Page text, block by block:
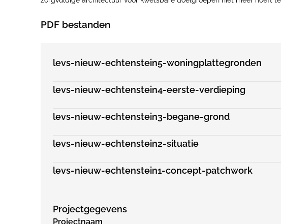
PDF bestanden
levs-nieuw-echtenstein5-woningplattegronden
levs-nieuw-echtenstein4-eerste-verdieping
levs-nieuw-echtenstein3-begane-grond
levs-nieuw-echtenstein2-situatie
levs-nieuw-echtenstein1-concept-patchwork
Projectgegevens
Projectnaam